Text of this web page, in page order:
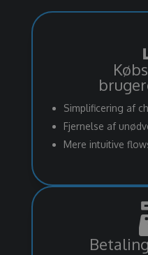
Simplificering af
Fjernelse af
Mere intuitive